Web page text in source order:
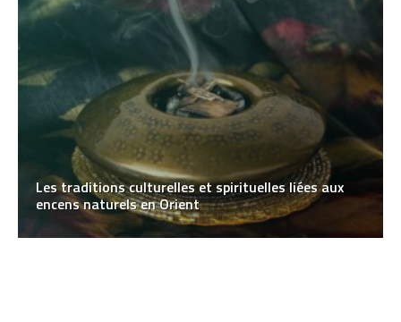
Les traditions culturelles et spirituelles liées aux
encens naturels en Orient